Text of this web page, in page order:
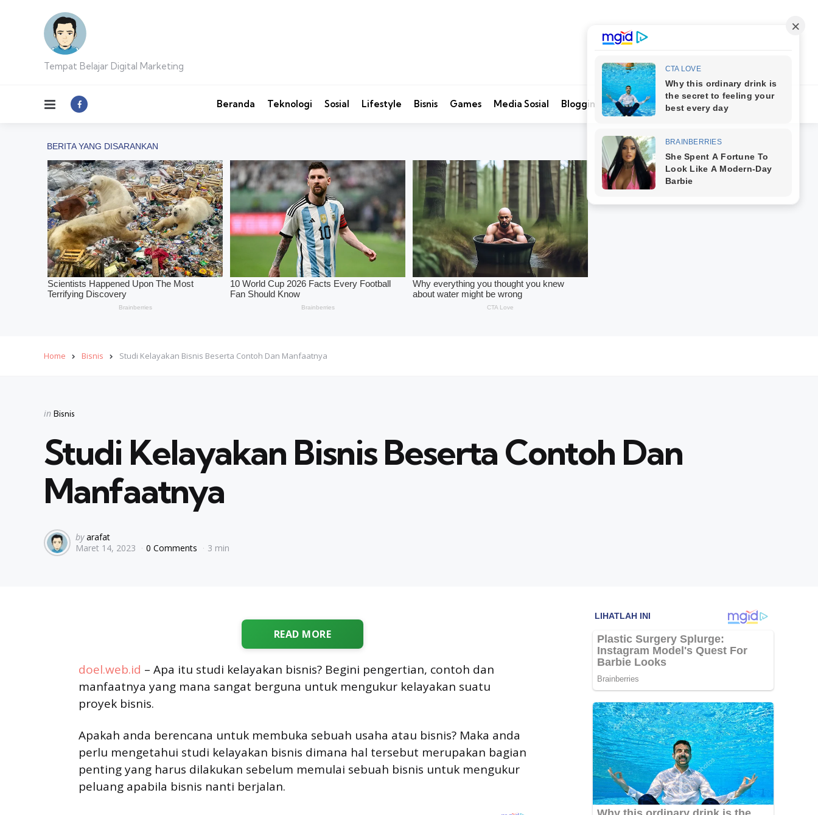
Tempat Belajar Digital Marketing
Menu Beranda Teknologi Sosial Lifestyle Bisnis Games Media Sosial Blogging SearchKontak Kami
Home Bisnis Studi Kelayakan Bisnis Beserta Contoh Dan Manfaatnya
Categories
Posted
in Bisnis
Studi Kelayakan Bisnis Beserta Contoh Dan
Manfaatnya
Posted
by
by arafat
Maret 14, 2023
0 Comments 3 min
READ MORE
doel.web.id – Apa itu studi kelayakan bisnis? Begini pengertian, contoh dan
manfaatnya yang mana sangat berguna untuk mengukur kelayakan suatu
proyek bisnis.
Apakah anda berencana untuk membuka sebuah usaha atau bisnis? Maka anda
perlu mengetahui studi kelayakan bisnis dimana hal tersebut merupakan bagian
penting yang harus dilakukan sebelum memulai sebuah bisnis untuk mengukur
peluang apabila bisnis nanti berjalan.